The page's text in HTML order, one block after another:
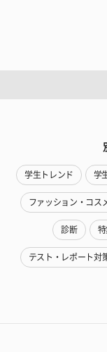
学生トレンド 学
ファッション・コス
診断
テスト・レポート対